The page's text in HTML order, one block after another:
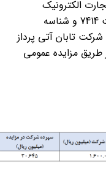
الکترونیک
پارسیان کیش (سهامی عام) به شماره ثبت 7414 و شناسه
سهام شرکت تابان آتی پرداز
مزایده عمومی